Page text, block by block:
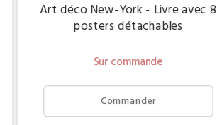
Art déco New-York - Livre avec 8
posters détachables
Sur commande
Commander